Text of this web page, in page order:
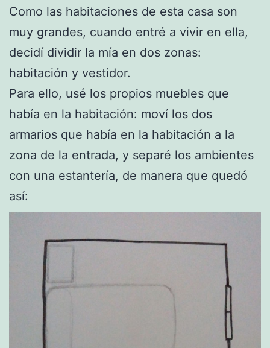
Como las habitaciones de esta casa son
muy grandes, cuando entré a vivir en ella,
decidí dividir la mía en dos zonas:
habitación y vestidor.
Para ello, usé los propios muebles que
había en la habitación: moví los dos
armarios que había en la habitación a la
zona de la entrada, y separé los ambientes
con una estantería, de manera que quedó
así: